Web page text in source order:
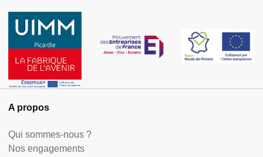
A propos
Qui sommes-nous ?
Nos engagements